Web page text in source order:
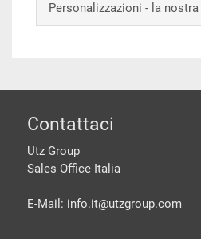
Personalizzazioni - la
piè di
Contattaci
Utz Group
Sales Office Italia
E-Mail: info.it@utzgroup.com